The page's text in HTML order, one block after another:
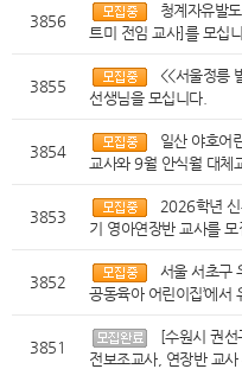
3856
청계자유발
트미 전임 교사]를 모십
3855
<<서울정릉
선생님을 모십니다.
3854
일산 야호어
교사와 9월 안식월 대체
3853
2026학년
기 영아연장반 교사를 모
3852
서울 서초구
공동육아 어린이집’에서
3851
[수원시 권
전보조교사, 연장반 교